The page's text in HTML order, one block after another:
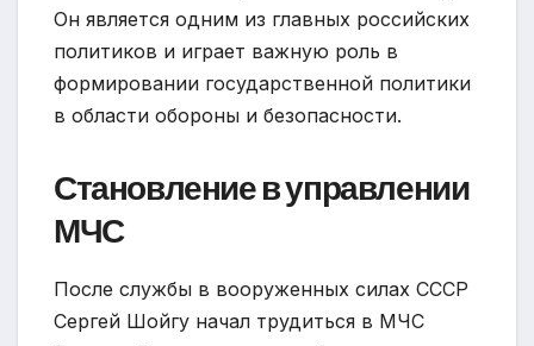
Он является одним из главных российских
политиков и играет важную роль в
формировании государственной политики
в области обороны и безопасности.
Становление в управлении
МЧС
После службы в вооруженных силах СССР
Сергей Шойгу начал трудиться в МЧС